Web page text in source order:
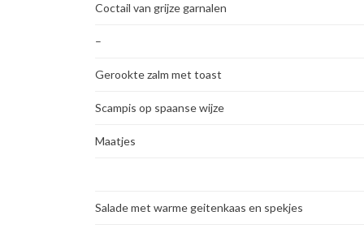
Coctail van grijze garnalen
–
Gerookte zalm met toast
Scampis op spaanse wijze
Maatjes
Salade met warme geitenkaas en spekjes